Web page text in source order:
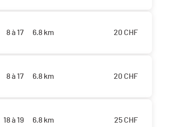
8 à 17 6.8 km 20 CHF
8 à 17 6.8 km 20 CHF
18 à 19 6.8 km 25 CHF